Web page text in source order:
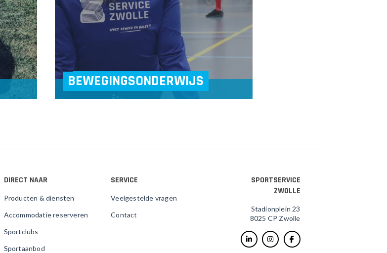
BEWEGINGSONDERWIJS
DIRECT NAAR
Producten & diensten
Accommodatie reserveren
Sportclubs
Sportaanbod
SERVICE
Veelgestelde vragen
Contact
SPORTSERVICE
ZWOLLE
Stadionplein 23
8025 CP Zwolle